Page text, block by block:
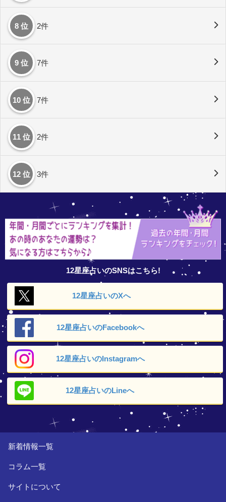
8 位 2件
9 位 7件
10 位 7件
11 位 2件
12 位 3件
12星座占いのSNSはこちら!
12星座占いのXへ
12星座占いのFacebookへ
12星座占いのInstagramへ
12星座占いのLineへ
新着情報一覧
コラム一覧
サイトについて